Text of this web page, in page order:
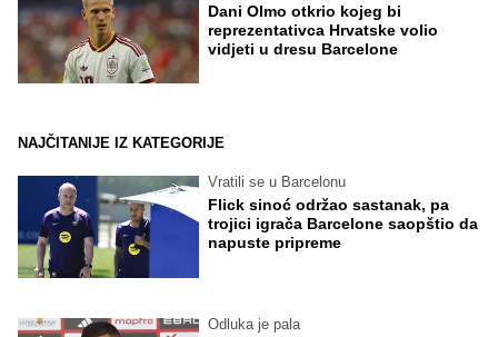
Dani Olmo otkrio kojeg bi
reprezentativca Hrvatske volio
vidjeti u dresu Barcelone
NAJČITANIJE IZ KATEGORIJE
Vratili se u Barcelonu
Flick sinoć održao sastanak, pa
trojici igrača Barcelone saopštio da
napuste pripreme
Odluka je pala